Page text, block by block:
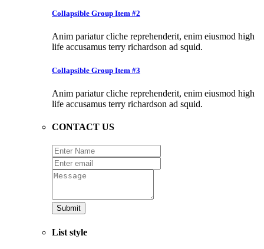
Collapsible Group Item #2
Anim pariatur cliche reprehenderit, enim eiusmod high
life accusamus terry richardson ad squid.
Collapsible Group Item #3
Anim pariatur cliche reprehenderit, enim eiusmod high
life accusamus terry richardson ad squid.
CONTACT US
Submit
List style